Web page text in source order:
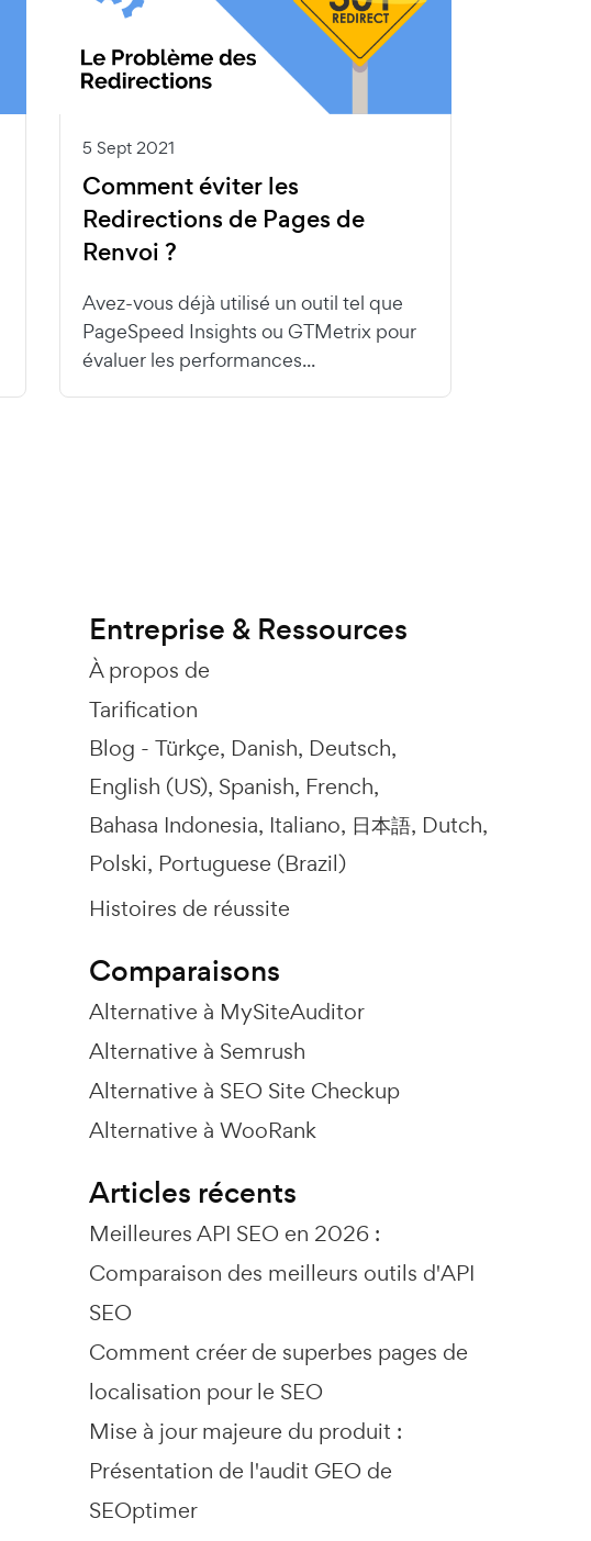
5 Sept 2021
Comment éviter les
Redirections de Pages de
Renvoi ?
Avez-vous déjà utilisé un outil tel que
PageSpeed Insights ou GTMetrix pour
évaluer les performances...
Entreprise & Ressources
À propos de
Tarification
Blog - Türkçe Danish Deutsch
English (US) Spanish French
Bahasa Indonesia Italiano 日本語 Dutch
Polski Portuguese (Brazil)
Histoires de réussite
Comparaisons
Alternative à MySiteAuditor
Alternative à Semrush
Alternative à SEO Site Checkup
Alternative à WooRank
Articles récents
Meilleures API SEO en 2026 :
Comparaison des meilleurs outils d'API
SEO
Comment créer de superbes pages de
localisation pour le SEO
Mise à jour majeure du produit :
Présentation de l'audit GEO de
SEOptimer